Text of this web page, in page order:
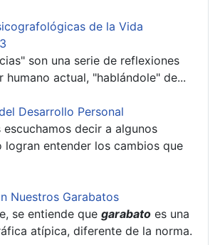
de la Vida
son una serie de reflexiones
humano actual, "hablándole" de...
Desarrollo Personal
escuchamos decir a algunos
logran entender los cambios que
Nuestros Garabatos
se entiende que garabato es una
atípica, diferente de la norma.